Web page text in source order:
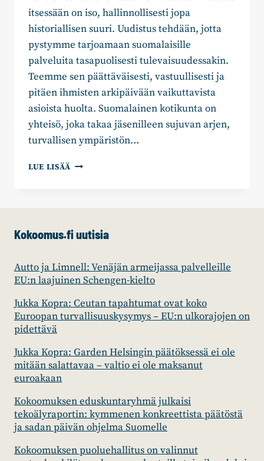
itsessään on iso, hallinnollisesti jopa
historiallisen suuri. Uudistus tehdään, jotta
pystymme tarjoamaan suomalaisille
palveluita tasapuolisesti tulevaisuudessakin.
Teemme sen päättäväisesti, vastuullisesti ja
pitäen ihmisten arkipäivään vaikuttavista
asioista huolta. Suomalainen kotikunta on
yhteisö, joka takaa jäsenilleen sujuvan arjen,
turvallisen ympäristön…
LUE LISÄÄ KOKOOMUSLAINEN
Kokoomus.fi uutisia
Autto ja Limnell: Venäjän armeijassa palvelleille
EU:n laajuinen Schengen-kielto
Jukka Kopra: Ceutan tapahtumat ovat koko
Euroopan turvallisuuskysymys – EU:n ulkorajojen on
pidettävä
Jukka Kopra: Garden Helsingin päätöksessä ei ole
mitään salattavaa – valtio ei ole maksanut
euroakaan
Kokoomuksen eduskuntaryhmä julkaisi
tekoälyraportin: kymmenen konkreettista päätöstä
ja sadan päivän ohjelma Suomelle
Kokoomuksen puoluehallitus on valinnut